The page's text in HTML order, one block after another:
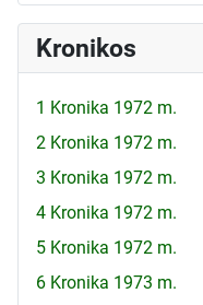
Kronikos
1 Kronika 1972 m.
2 Kronika 1972 m.
3 Kronika 1972 m.
4 Kronika 1972 m.
5 Kronika 1972 m.
6 Kronika 1973 m.